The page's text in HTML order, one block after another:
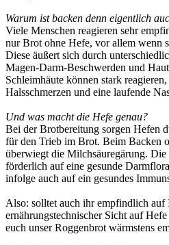
Warum ist backen denn eigentlich
Viele Menschen reagieren sehr
nur Brot ohne Hefe, vor allem wenn
Diese äußert sich durch
Magen-Darm-Beschwerden und
Schleimhäute können stark
Halsschmerzen und eine laufende
Und was macht die Hefe genau?
Bei der Brotbereitung sorgen Hefen
für den Trieb im Brot. Beim Backen
überwiegt die Milchsäuregärung.
förderlich auf eine gesunde
infolge auch auf ein gesundes
Also: solltet auch ihr empfindlich auf
ernährungstechnischer Sicht auf
euch unser Roggenbrot wärmstens